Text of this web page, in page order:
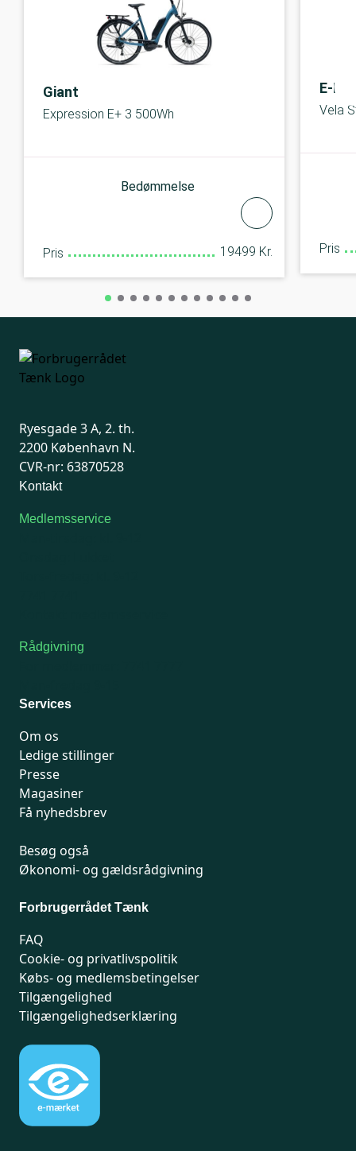
Giant
Expression E+ 3 500Wh
Bedømmelse
Pris 19499 Kr.
E-Fly
Vela
Pris
Ryesgade 3 A, 2. th.
2200 København N.
CVR-nr: 63870528
Kontakt
Medlemsservice
Rådgivning
Services
Om os
Ledige stillinger
Presse
Magasiner
Få nyhedsbrev
Besøg også
Økonomi- og gældsrådgivning
Forbrugerrådet Tænk
FAQ
Cookie- og privatlivspolitik
Købs- og medlemsbetingelser
Tilgængelighed
Tilgængelighedserklæring